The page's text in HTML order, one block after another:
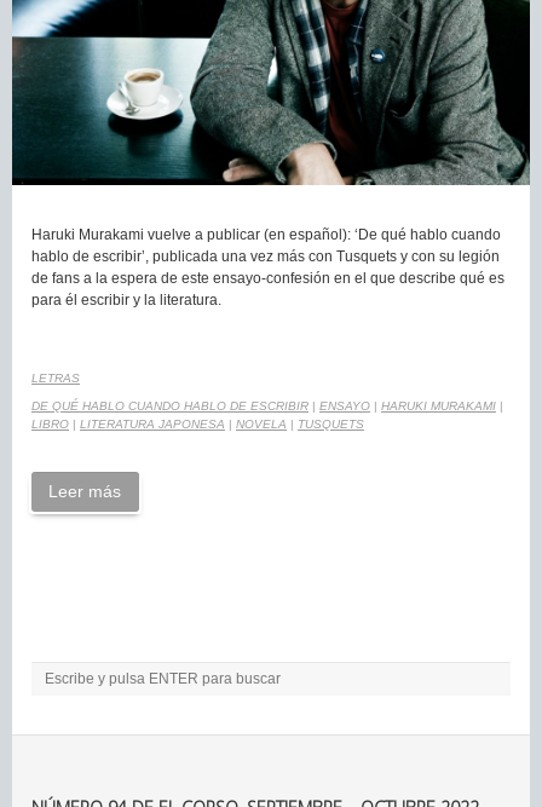
Haruki Murakami vuelve a publicar (en español): ‘De qué hablo cuando
hablo de escribir’, publicada una vez más con Tusquets y con su legión
de fans a la espera de este ensayo-confesión en el que describe qué es
para él escribir y la literatura.
LETRAS
DE QUÉ HABLO CUANDO HABLO DE ESCRIBIR | ENSAYO | HARUKI MURAKAMI |
LIBRO | LITERATURA JAPONESA | NOVELA | TUSQUETS
Leer más